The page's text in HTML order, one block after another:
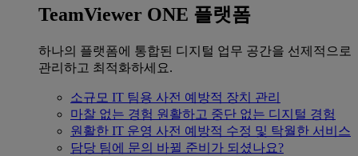
TeamViewer ONE 플랫폼
하나의 플랫폼에 통합된 디지털 업무 공간을 선제적으로
관리하고 최적화하세요.
소규모 IT 팀용 사전 예방적 장치 관리
마찰 없는 경험 원활하고 중단 없는 디지털 경험
원활한 IT 운영 사전 예방적 수정 및 탁월한 서비스
담당 팀에 문의 바뀔 준비가 되셨나요?